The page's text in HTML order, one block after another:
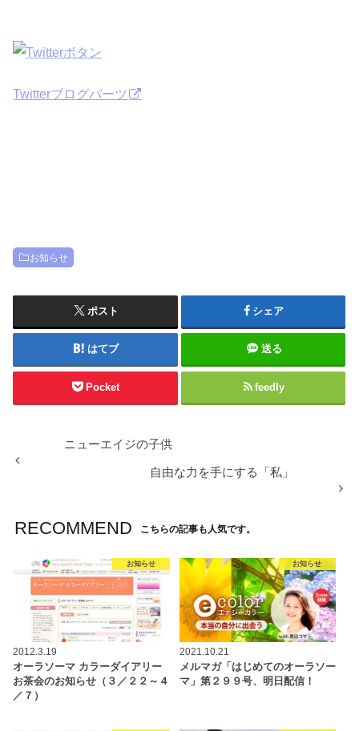
Twitterブログパーツ
お知らせ
ポスト シェア
はてブ 送る
Pocket feedly
ニューエイジの子供
自由な力を手にする「私」
RECOMMEND こちらの記事も人気です。
お知らせ
2012.3.19
オーラソーマ カラーダイアリー
お茶会のお知らせ（３／２２～４
／７）
お知らせ
2021.10.21
メルマガ「はじめてのオーラソー
マ」第２９９号、明日配信！